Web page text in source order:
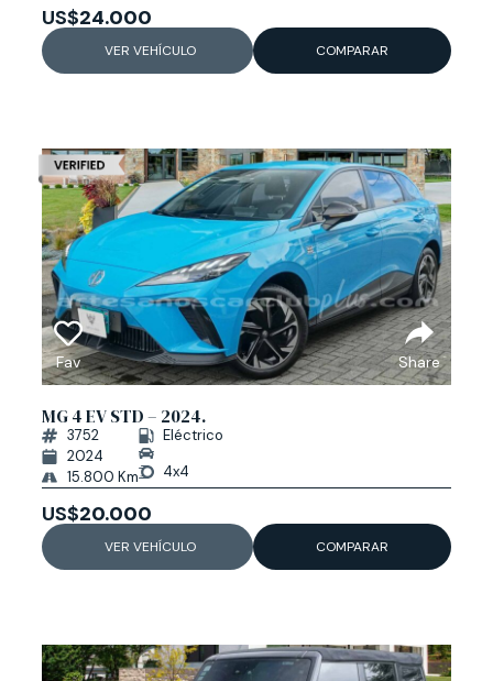
US$24.000
VER VEHÍCULO COMPARAR
Fav Share
MG 4 EV STD – 2024.
3752
2024
15.800 Km
Eléctrico
4x4
US$20.000
VER VEHÍCULO COMPARAR